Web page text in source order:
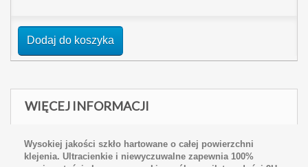
Dodaj do koszyka
WIĘCEJ INFORMACJI
Wysokiej jakości szkło hartowane o całej powierzchni
klejenia. Ultracienkie i niewyczuwalne zapewnia 100%